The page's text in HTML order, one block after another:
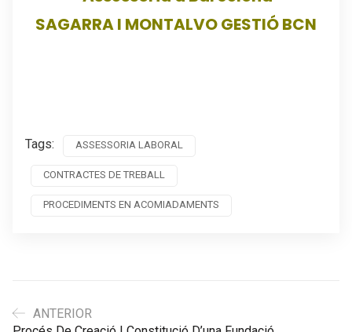
SAGARRA I MONTALVO GESTIÓ BCN
Tags: ASSESSORIA LABORAL
CONTRACTES DE TREBALL
PROCEDIMENTS EN ACOMIADAMENTS
ANTERIOR